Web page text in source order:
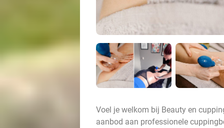
Voel je welkom bij Beauty en
aanbod aan professionele